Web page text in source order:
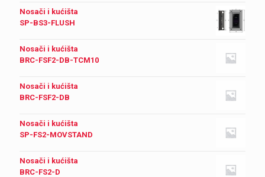
Nosači i kućišta
SP-BS3-FLUSH
Nosači i kućišta
BRC-FSF2-DB-TCM10
Nosači i kućišta
BRC-FSF2-DB
Nosači i kućišta
SP-FS2-MOVSTAND
Nosači i kućišta
BRC-FS2-D